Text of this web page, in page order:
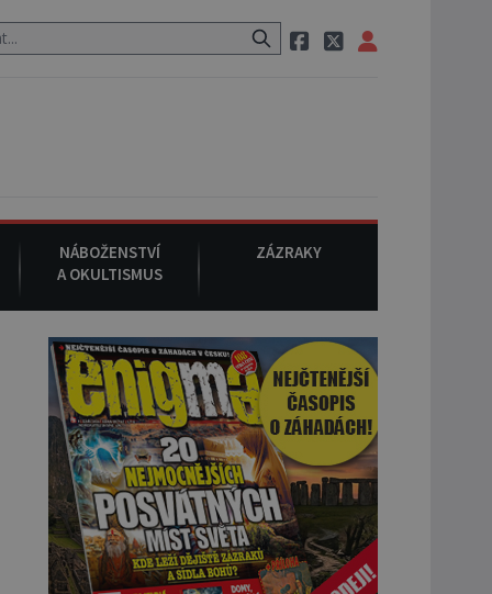
si na ulici zavolá taxi, nasedne do něj a už ho nikdy nikdo
NÁBOŽENSTVÍ
A OKULTISMUS
ZÁZRAKY